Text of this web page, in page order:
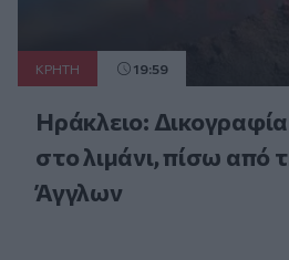
ΚΡΗΤΗ 19:59
Ηράκλειο:
στο λιμάνι, πίσω από
Άγγλων